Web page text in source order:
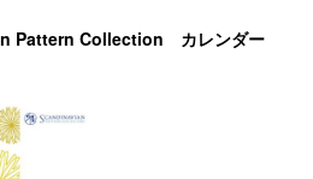
Pattern Collection カレンダー